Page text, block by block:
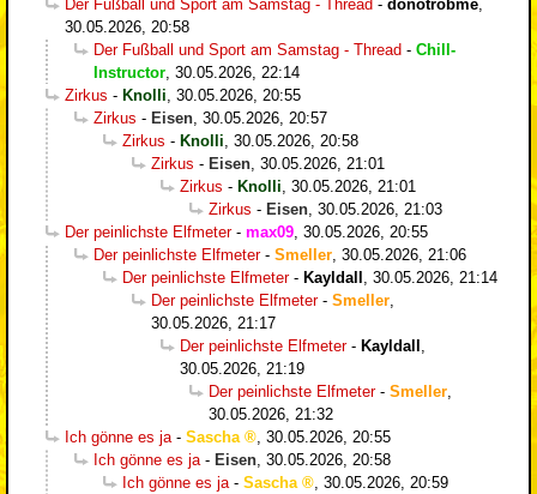
Der Fußball und Sport am Samstag - Thread - donotrobme,
30.05.2026, 20:58
Der Fußball und Sport am Samstag - Thread - Chill-
Instructor, 30.05.2026, 22:14
Zirkus - Knolli, 30.05.2026, 20:55
Zirkus - Eisen, 30.05.2026, 20:57
Zirkus - Knolli, 30.05.2026, 20:58
Zirkus - Eisen, 30.05.2026, 21:01
Zirkus - Knolli, 30.05.2026, 21:01
Zirkus - Eisen, 30.05.2026, 21:03
Der peinlichste Elfmeter- max09, 30.05.2026, 20:55
Der peinlichste Elfmeter- Smeller, 30.05.2026, 21:06
Der peinlichste Elfmeter- Kayldall , 30.05.2026, 21:14
Der peinlichste Elfmeter- Smeller,
30.05.2026, 21:17
Der peinlichste Elfmeter- Kayldall ,
30.05.2026, 21:19
Der peinlichste Elfmeter- Smeller,
30.05.2026, 21:32
Ich gönne es ja- Sascha , 30.05.2026, 20:55
Ich gönne es ja- Eisen, 30.05.2026, 20:58
Ich gönne es ja- Sascha , 30.05.2026, 20:59